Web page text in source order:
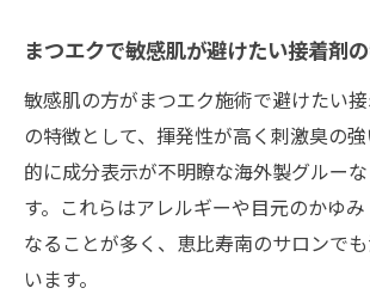
まつエクで敏感肌が避けたい接着剤
敏感肌の方がまつエク施術で避けたい接
の特徴として、揮発性が高く刺激臭の
的に成分表示が不明瞭な海外製グルー
す。これらはアレルギーや目元のかゆ
なることが多く、恵比寿南のサロンで
います。